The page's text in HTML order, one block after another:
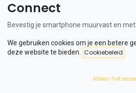
Connect
Bevestig je smartphone muurvast en
positie. De smartphone zit midden in je
of bericht en mis geen afslag via je
Connect aan. Dit omdat er zoveel
We gebruiken cookies om je een betere
deze website te bieden.
Cookiebeleid
Alleen het